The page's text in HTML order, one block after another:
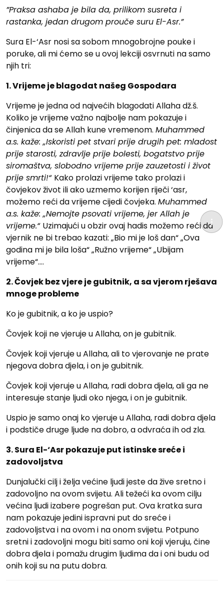
”Praksa ashaba je bila da, prilikom susreta i
rastanka, jedan drugom prouče suru El-Asr.”
Sura El-‘Asr nosi sa sobom mnogobrojne pouke i
poruke, ali mi ćemo se u ovoj lekciji osvrnuti na samo
njih tri:
1. Vrijeme je blagodat našeg Gospodara
Vrijeme je jedna od najvećih blagodati Allaha dž.š.
Koliko je vrijeme važno najbolje nam pokazuje i
činjenica da se Allah kune vremenom. Muhammed
a.s. kaže: „Iskoristi pet stvari prije drugih pet: mladost
prije starosti, zdravlje prije bolesti, bogatstvo prije
siromaštva, slobodno vrijeme prije zauzetosti i život
prije smrti!“ Kako prolazi vrijeme tako prolazi i
čovjekov život ili ako uzmemo korijen riječi ‘asr,
možemo reći da vrijeme cijedi čovjeka. Muhammed
a.s. kaže: „Nemojte psovati vrijeme, jer Allah je
vrijeme.“ Uzimajući u obzir ovaj hadis možemo reći da
vjernik ne bi trebao kazati: „Bio mi je loš dan“ „Ova
godina mi je bila loša“ „Ružno vrijeme“ „Ubijam
vrijeme“….
2. Čovjek bez vjere je gubitnik, a sa vjerom rješava
mnoge probleme
Ko je gubitnik, a ko je uspio?
Čovjek koji ne vjeruje u Allaha, on je gubitnik.
Čovjek koji vjeruje u Allaha, ali to vjerovanje ne prate
njegova dobra djela, i on je gubitnik.
Čovjek koji vjeruje u Allaha, radi dobra djela, ali ga ne
interesuje stanje ljudi oko njega, i on je gubitnik.
Uspio je samo onaj ko vjeruje u Allaha, radi dobra djela
i podstiče druge ljude na dobro, a odvraća ih od zla.
3. Sura El-‘Asr pokazuje put istinske sreće i
zadovoljstva
Dunjalučki cilj i želja većine ljudi jeste da žive sretno i
zadovoljno na ovom svijetu. Ali težeći ka ovom cilju
većina ljudi izabere pogrešan put. Ova kratka sura
nam pokazuje jedini ispravni put do sreće i
zadovoljstva i na ovom i na onom svijetu. Potpuno
sretni i zadovoljni mogu biti samo oni koji vjeruju, čine
dobra djela i pomažu drugim ljudima da i oni budu od
onih koji su na putu dobra.